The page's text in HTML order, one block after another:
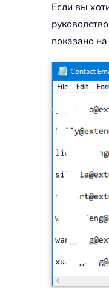
Если вы
показано